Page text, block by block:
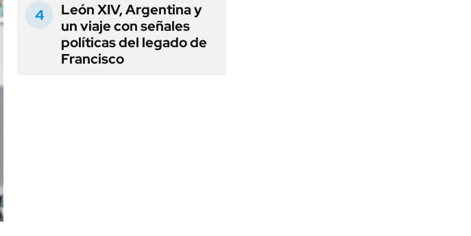
León XIV, Argentina y
un viaje con señales
políticas del legado de
Francisco